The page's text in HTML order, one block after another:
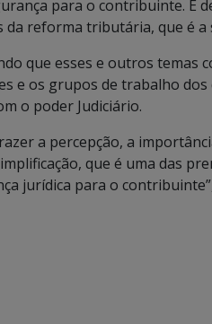
para o contribuinte. E
da reforma tributária, que é a
que esses e outros temas
e os grupos de trabalho
o poder Judiciário.
a percepção, a
que é uma das
jurídica para o